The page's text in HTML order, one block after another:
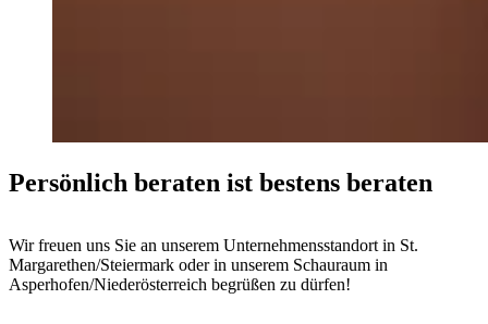
Persönlich beraten ist bestens beraten
Wir freuen uns Sie an unserem Unternehmensstandort in St.
Margarethen/Steiermark oder in unserem Schauraum in
Asperhofen/Niederösterreich begrüßen zu dürfen!